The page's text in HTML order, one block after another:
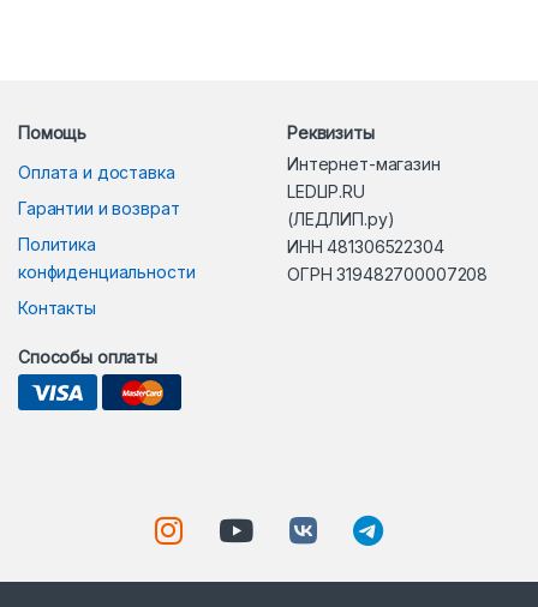
Помощь
Оплата и доставка
Гарантии и возврат
Политика
конфиденциальности
Контакты
Реквизиты
Интернет-магазин
LEDLIP.RU
(ЛЕДЛИП.ру)
ИНН 481306522304
ОГРН 319482700007208
Способы оплаты